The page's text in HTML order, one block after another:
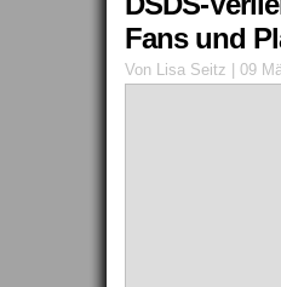
Fans und
Von Lisa Seitz | 09